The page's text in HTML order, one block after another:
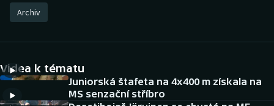
Atletika
DALŠÍ SPORTY
Archiv
Videa k tématu
Juniorská štafeta na 4x400 m získala na
MS senzační stříbro